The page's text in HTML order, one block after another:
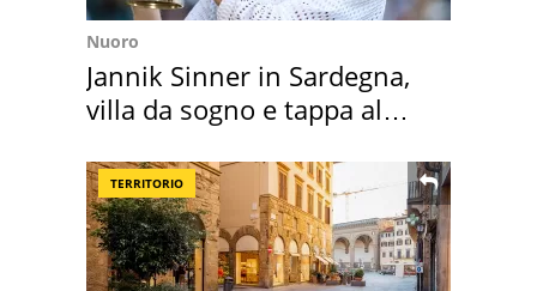
Nuoro
Jannik Sinner in Sardegna,
villa da sogno e tappa al
TERRITORIO